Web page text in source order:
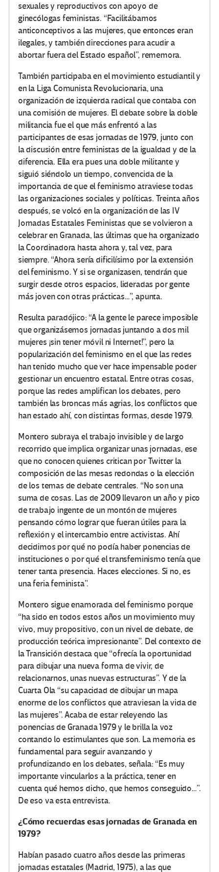
sexuales y reproductivos con apoyo de
ginecólogas feministas. “Facilitábamos
anticonceptivos a las mujeres, que entonces eran
ilegales, y también direcciones para acudir a
abortar fuera del Estado español”, rememora.
También participaba en el movimiento estudiantil y
en la Liga Comunista Revolucionaria, una
organización de izquierda radical que contaba con
una comisión de mujeres. El debate sobre la doble
militancia fue el que más enfrentó a las
participantes de esas jornadas de 1979, junto con
la discusión entre feministas de la igualdad y de la
diferencia. Ella era pues una doble militante y
siguió siéndolo un tiempo, convencida de la
importancia de que el feminismo atraviese todas
las organizaciones sociales y políticas. Treinta años
después, se volcó en la organización de las IV
Jornadas Estatales Feministas que se volvieron a
celebrar en Granada, las últimas que ha organizado
la Coordinadora hasta ahora y, tal vez, para
siempre. “Ahora sería dificilísimo por la extensión
del feminismo. Y si se organizasen, tendrán que
surgir desde otros espacios, lideradas por gente
más joven con otras prácticas…”, apunta.
Resulta paradójico: “A la gente le parece imposible
que organizásemos jornadas juntando a dos mil
mujeres ¡sin tener móvil ni Internet!”, pero la
popularización del feminismo en el que las redes
han tenido mucho que ver hace impensable poder
gestionar un encuentro estatal. Entre otras cosas,
porque las redes amplifican los debates, pero
también las broncas más agrias, los conflictos que
han estado ahí, con distintas formas, desde 1979.
Montero subraya el trabajo invisible y de largo
recorrido que implica organizar unas jornadas, ese
que no conocen quienes critican por Twitter la
composición de las mesas redondas o la elección
de los temas de debate centrales. “No son una
suma de cosas. Las de 2009 llevaron un año y pico
de trabajo ingente de un montón de mujeres
pensando cómo lograr que fueran útiles para la
reflexión y el intercambio entre activistas. Ahí
decidimos por qué no podía haber ponencias de
instituciones o por qué el transfeminismo tenía que
tener tanta presencia. Haces elecciones. Si no, es
una feria feminista”.
Montero sigue enamorada del feminismo porque
“ha sido en todos estos años un movimiento muy
vivo, muy propositivo, con un nivel de debate, de
producción teórica impresionante”. Del contexto de
la Transición destaca que “ofrecía la oportunidad
para dibujar una nueva forma de vivir, de
relacionarnos, unas nuevas estructuras”. Y de la
Cuarta Ola “su capacidad de dibujar un mapa
enorme de los conflictos que atraviesan la vida de
las mujeres”. Acaba de estar releyendo las
ponencias de Granada 1979 y le brilla la voz
contando lo estimulantes que son. La memoria es
fundamental para seguir avanzando y
profundizando en los debates, señala: “Es muy
importante vincularlos a la práctica, tener en
cuenta qué hemos dicho, que hemos conseguido…”.
De eso va esta entrevista.
¿Cómo recuerdas esas jornadas de Granada en
1979?
Habían pasado cuatro años desde las primeras
jornadas estatales (Madrid, 1975), a las que